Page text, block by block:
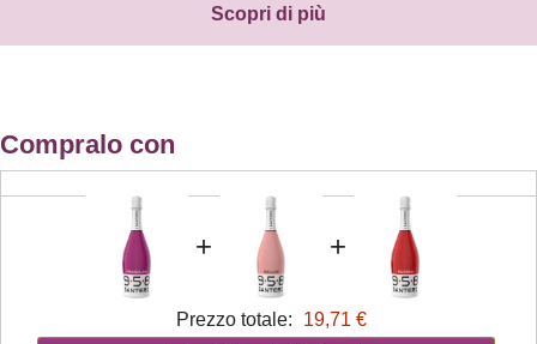
Scopri di più
Compralo con
+ +
Prezzo totale: 19,71 €